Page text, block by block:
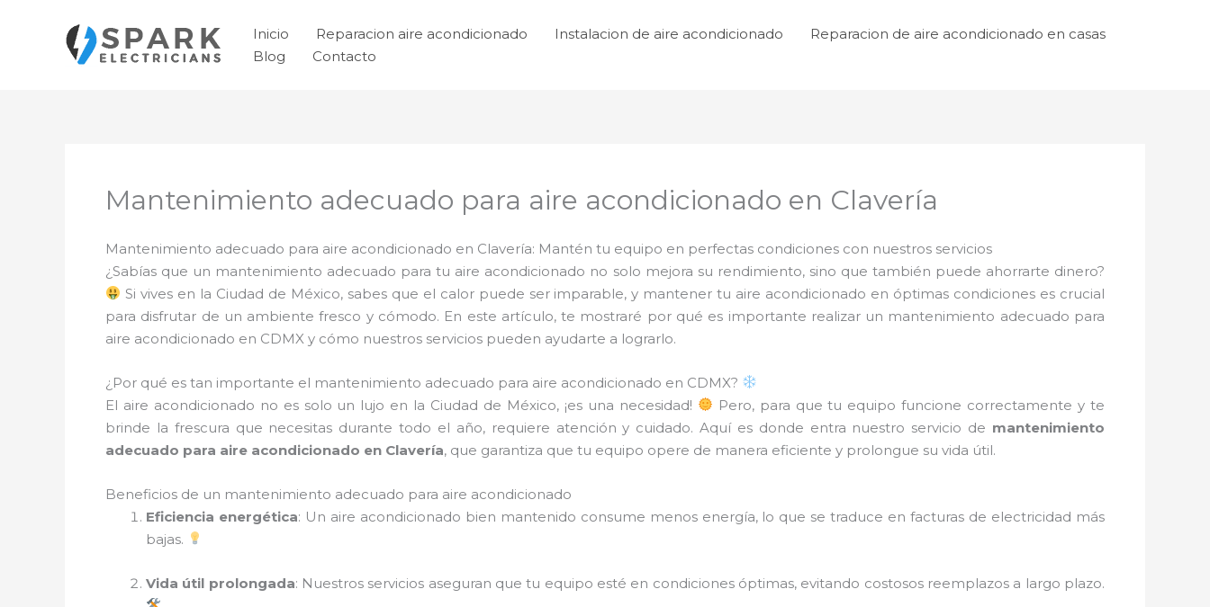
contenido
Inicio Reparacion aire acondicionado Instalacion de aire acondicionado
Reparacion de aire acondicionado en casas
Blog
Contacto
Mantenimiento adecuado para aire acondicionado en Clavería
Mantenimiento adecuado para aire acondicionado en Clavería: Mantén tu equipo en perfectas condiciones con nuestros servicios
¿Sabías que un mantenimiento adecuado para tu aire acondicionado no solo mejora su rendimiento, sino que también puede ahorrarte dinero?
Si vives en la Ciudad de México, sabes que el calor puede ser imparable, y mantener tu aire acondicionado en óptimas condiciones es crucial
para disfrutar de un ambiente fresco y cómodo. En este artículo, te mostraré por qué es importante realizar un mantenimiento adecuado para
aire acondicionado en CDMX y cómo nuestros servicios pueden ayudarte a lograrlo.
¿Por qué es tan importante el mantenimiento adecuado para aire acondicionado en CDMX?
El aire acondicionado no es solo un lujo en la Ciudad de México, ¡es una necesidad!
Pero, para que tu equipo funcione correctamente y te
brinde la frescura que necesitas durante todo el año, requiere atención y cuidado. Aquí es donde entra nuestro servicio de mantenimiento
adecuado para aire acondicionado en Clavería, que garantiza que tu equipo opere de manera eficiente y prolongue su vida útil.
Beneficios de un mantenimiento adecuado para aire acondicionado
Eficiencia energética: Un aire acondicionado bien mantenido consume menos energía, lo que se traduce en facturas de electricidad más
bajas.
Vida útil prolongada: Nuestros servicios aseguran que tu equipo esté en condiciones óptimas, evitando costosos reemplazos a largo plazo.